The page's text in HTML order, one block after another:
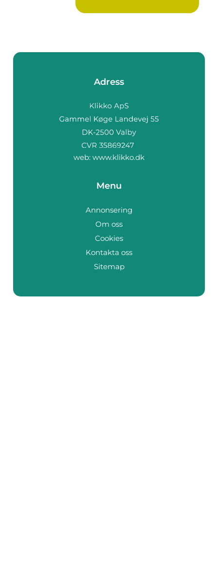
Adress
web: www.klikko.dk
Menu
Annonsering
Om oss
Cookies
Kontakta oss
Sitemap